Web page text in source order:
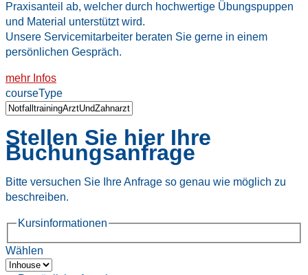
Praxisanteil ab, welcher durch hochwertige Übungspuppen
und Material unterstützt wird.
Unsere Servicemitarbeiter beraten Sie gerne in einem
persönlichen Gespräch.
mehr Infos
courseType
Stellen Sie hier Ihre
Buchungsanfrage
Bitte versuchen Sie Ihre Anfrage so genau wie möglich zu
beschreiben.
Kursinformationen
Wählen